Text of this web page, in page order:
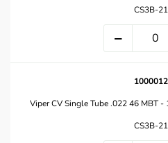
CS3B-
Viper CV Single Tube .022 46 MBT
CS3B-